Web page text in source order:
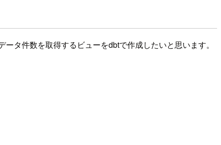
タ件数を取得するビューをdbtで作成したいと思います。